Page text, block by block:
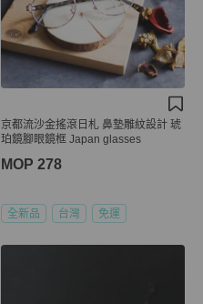
京都流沙金搖滾日札 鼻墊雕紋設計 琥
珀鏡腳眼鏡框 Japan glasses
MOP 278
全新品 台灣 免運